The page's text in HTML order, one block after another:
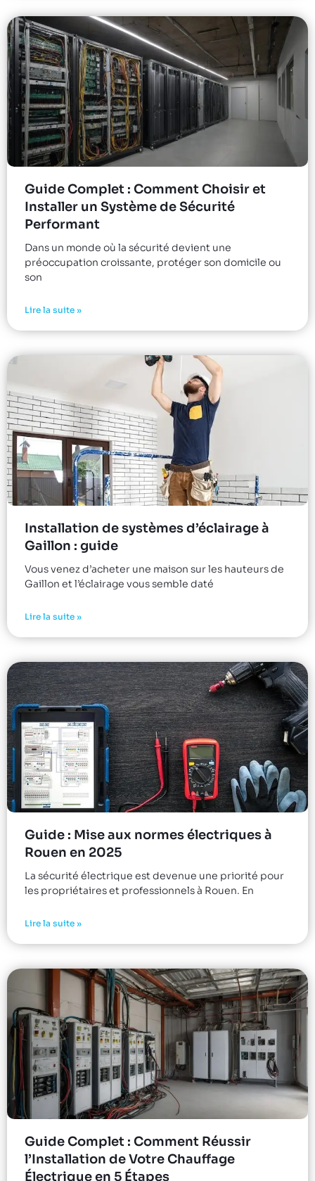
Guide Complet : Comment Choisir et
Installer un Système de Sécurité
Performant
Dans un monde où la sécurité devient une
préoccupation croissante, protéger son domicile ou
son
Lire la suite »
Installation de systèmes d’éclairage à
Gaillon : guide
Vous venez d’acheter une maison sur les hauteurs de
Gaillon et l’éclairage vous semble daté
Lire la suite »
Guide : Mise aux normes électriques à
Rouen en 2025
La sécurité électrique est devenue une priorité pour
les propriétaires et professionnels à Rouen. En
Lire la suite »
Guide Complet : Comment Réussir
l’Installation de Votre Chauffage
Électrique en 5 Étapes